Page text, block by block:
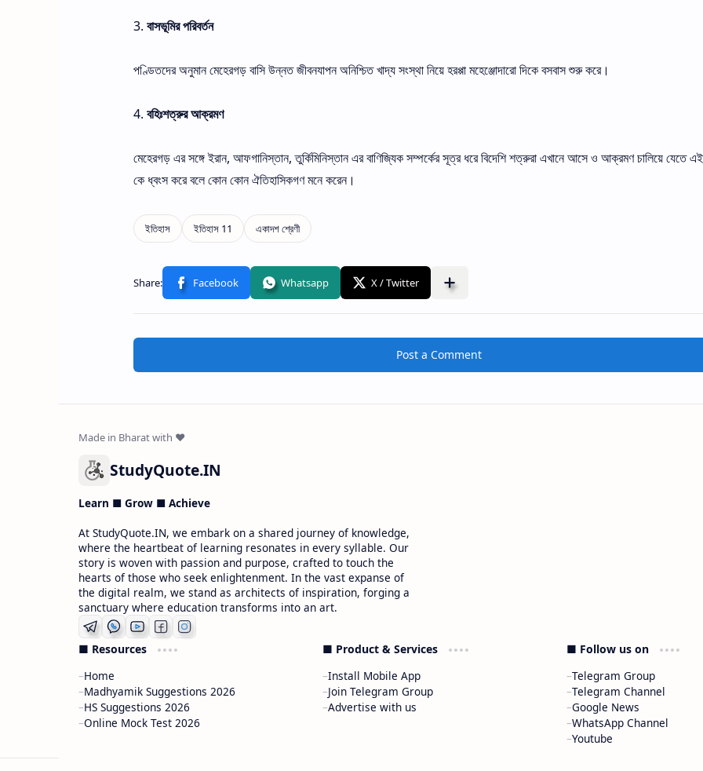
3. বাসভূমির পরিবর্তন
পণ্ডিতদের অনুমান মেহেরগড় বাসি উন্নত জীবনযাপন অনিশ্চিত খাদ্য সংস্থা নিয়ে হরপ্পা মহেঞ্জোদারো দিকে বসবাস শুরু করে।
4. বহিঃশত্রুর আক্রমণ
মেহেরগড় এর সঙ্গে ইরান, আফগানিস্তান, তুর্কিমিনিস্তান এর বাণিজ্যিক সম্পর্কের সূত্র ধরে বিদেশি শত্রুরা এখানে আসে ও আক্রমণ চালিয়ে যেতে
কে ধ্বংস করে বলে কোন কোন ঐতিহাসিকগণ মনে করেন।
Post a Comment
StudyQuote.IN
Learn ■ Grow ■ Achieve
At StudyQuote.IN, we embark on a shared journey of knowledge,
where the heartbeat of learning resonates in every syllable. Our
story is woven with passion and purpose, crafted to touch the
hearts of those who seek enlightenment. In the vast expanse of
the digital realm, we stand as architects of inspiration, forging a
sanctuary where education transforms into an art.
■ Resources
Home
Madhyamik Suggestions 2026
HS Suggestions 2026
Online Mock Test 2026
■ Product & Services
Install Mobile App
Join Telegram Group
Advertise with us
■ Follow us on
Telegram Group
Telegram Channel
Google News
WhatsApp Channel
Youtube